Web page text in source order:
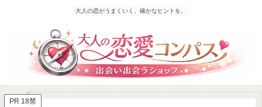
大人の恋がうまくいく、確かなヒントを。
PR 18禁